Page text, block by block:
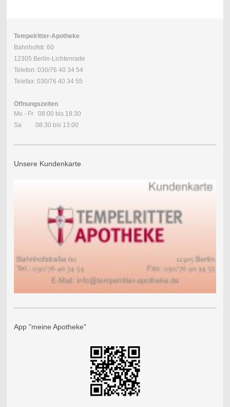
Tempelritter-Apotheke
Bahnhofstr. 60
12305 Berlin-Lichtenrade
Telefon: 030/76 40 34 54
Telefax: 030/76 40 34 55
Öffnungszeiten
Mo - Fr 08:00 bis 18:30
Sa 08:30 bis 13:00
Unsere Kundenkarte
App "meine Apotheke"